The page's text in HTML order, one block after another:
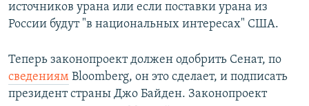
источников урана или если поставки урана из
России будут "в национальных интересах" США.
Теперь законопроект должен одобрить Сенат, по
сведениям Bloomberg, он это сделает, и подписать
президент страны Джо Байден. Законопроект